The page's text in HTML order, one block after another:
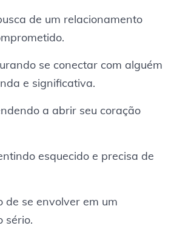
de um relacionamento
se conectar com alguém
e significativa.
a abrir seu coração
esquecido e precisa de
de se envolver em um
sério.